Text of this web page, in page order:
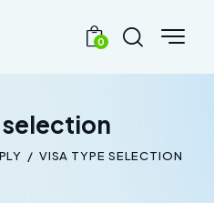
0
VISA TYPE SELECTION